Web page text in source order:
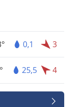
0,1 3
25,5 4